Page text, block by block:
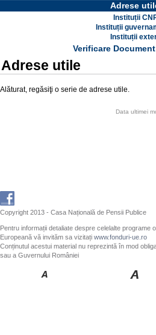
Adrese
Instituții
Instituții
Instituții
Verificare
Adrese utile
Alăturat, regăsiţi o serie de adrese utile.
Data ultimei
Copyright 2013 - Casa Națională de Pensii Publice
Pentru informații detaliate despre celelalte programe
Europeană vă invităm sa vizitați www.fonduri-ue.ro
Conținutul acestui material nu reprezintă în mod
sau a Guvernului României